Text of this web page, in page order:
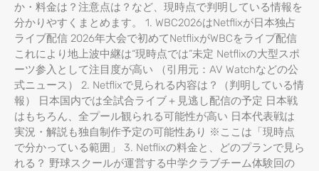
か・料金は？注意点は？など、現時点で判明している情報を
分かりやすくまとめます。 1. WBC2026はNetflixが日本独占
ライブ配信 2026年大会で初めてNetflixがWBCをライブ配信
これにより地上波中継は“現時点では”未定 Netflixの大型スポ
ーツ参入として注目度が高い （引用元：AV Watchなどの公
式ニュース） 2. Netflixで見られる内容は？（判明している情
報） 日本国内では全試合ライブ＋見逃し配信の予定 日本戦
はもちろん、全プール観られる可能性が高い 日本代表戦は
実況・解説も独自制作予定の可能性あり ※ここは「現時点
で分かっている範囲」 3. Netflixの料金と、どのプランで見ら
れる？ 野球スクールが運営する中学クラブチーム体験回の